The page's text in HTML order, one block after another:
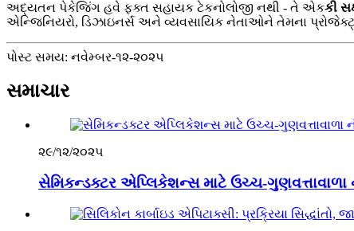
અદ્યતન પેકેજિંગ હવે ફક્ત સહાયક ટેકનોલોજી નથી - તે એકકી
એન્જિનિયરો, ડિઝાઇનર્સ અને વ્યવસાયિક નેતાઓને તેમના
પોસ્ટ સમય: નવેમ્બર-૧૨-૨૦૨૫
સમાચાર
૨૯/૧૨/૨૦૨૫
સેમિકન્ડક્ટર એપ્લિકેશન્સ માટે ઉચ્ચ-